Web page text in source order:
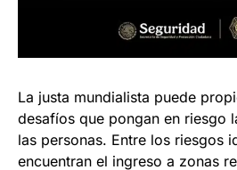
La justa mundialista puede
desafíos que pongan en riesgo
las personas. Entre los riesgos
encuentran el ingreso a zonas